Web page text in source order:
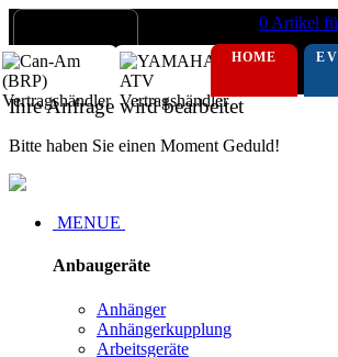
0 Artikel
HOME
Ihre Anfrage wird bearbeitet
Bitte haben Sie einen Moment Geduld!
MENUE
Anbaugeräte
Anhänger
Anhängerkupplung
Arbeitsgeräte